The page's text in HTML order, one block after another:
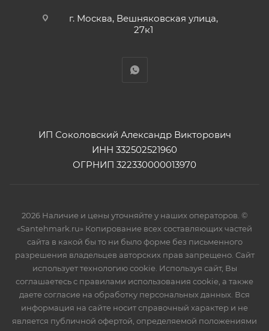
г. Москва, Вешняковская улица,
27к1
ИП Соколовский Александр Викторович
ИНН 332502521960
ОГРНИП 322330000013970
2026 Наличие и цены уточняйте у наших операторов. ©
«Santehmark.ru» Копирование всех составляющих частей
сайта в какой бы то ни было форме без письменного
разрешения владельцев авторских прав запрещено. Сайт
использует технологию cookie. Используя сайт, Вы
соглашаетесь с правилами использования cookie, а также
даете согласие на обработку персональных данных. Вся
информация на сайте носит справочный характер и не
является публичной офертой, определяемой положениями